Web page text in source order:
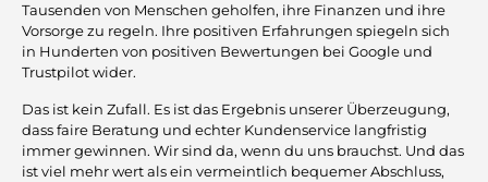
Tausenden von Menschen geholfen, ihre Finanzen und ihre
Vorsorge zu regeln. Ihre positiven Erfahrungen spiegeln sich
in Hunderten von positiven Bewertungen bei Google und
Trustpilot wider.
Das ist kein Zufall. Es ist das Ergebnis unserer Überzeugung,
dass faire Beratung und echter Kundenservice langfristig
immer gewinnen. Wir sind da, wenn du uns brauchst. Und das
ist viel mehr wert als ein vermeintlich bequemer Abschluss,